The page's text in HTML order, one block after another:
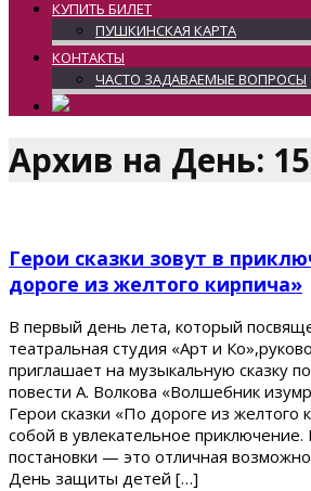
КУПИТЬ БИЛЕТ
ПУШКИНСКАЯ КАРТА
КОНТАКТЫ
ЧАСТО ЗАДАВАЕМЫЕ ВОПРОСЫ
Архив на День:
Герои сказки зовут в
дороге из желтого кирпича»
В первый день лета, который
театральная студия «Арт и
приглашает на музыкальную сказку
повести А. Волкова «Волшебник
Герои сказки «По дороге из желтого
собой в увлекательное
постановки — это отличная
День защиты детей […]